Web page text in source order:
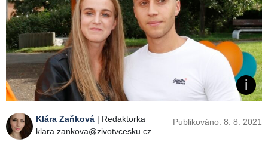
Klára Zaňková | Redaktorka
klara.zankova@zivotvcesku.cz
Publikováno: 8. 8. 2021